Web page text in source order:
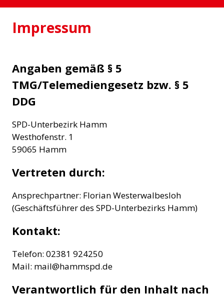
Impressum
Angaben gemäß § 5
TMG/Telemediengesetz bzw. § 5
DDG
SPD-Unterbezirk Hamm
Westhofenstr. 1
59065 Hamm
Vertreten durch:
Ansprechpartner: Florian Westerwalbesloh
(Geschäftsführer des SPD-Unterbezirks Hamm)
Kontakt:
Telefon: 02381 924250
Mail: mail@hammspd.de
Verantwortlich für den Inhalt nach